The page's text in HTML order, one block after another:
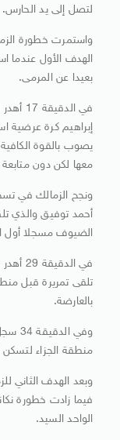
لتصل إلى يد الحارس.
واستمرت خطورة
الهدف الأول عندما
بعيدا عن المرمى.
في
إبراهيم كرة عرضية
يصوب بالقوة
معها لكن دون
أحمد توفيق والذي
الضيوف مسجلا أول
في
تلقى تمريرة قبل
بالعارضة.
وفي
منطقة الجزاء لتسكن
وبعد الهدف الثاني
فيما زادت خطورة
الواحد السيد.